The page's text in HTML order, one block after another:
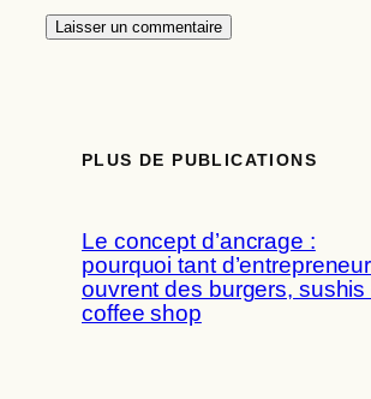
PLUS DE PUBLICATIONS
Le concept d’ancrage :
pourquoi tant
ouvrent des burgers, sushis
coffee shop